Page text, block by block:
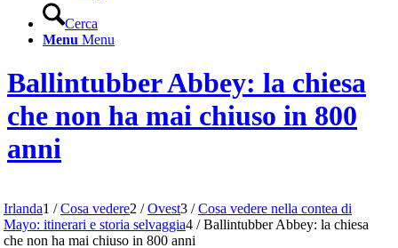
Cerca
Menu Menu
Ballintubber Abbey: la chiesa
che non ha mai chiuso in 800
anni
Irlanda1 / Cosa vedere2 / Ovest3 / Cosa vedere nella contea di
Mayo: itinerari e storia selvaggia4 / Ballintubber Abbey: la chiesa
che non ha mai chiuso in 800 anni